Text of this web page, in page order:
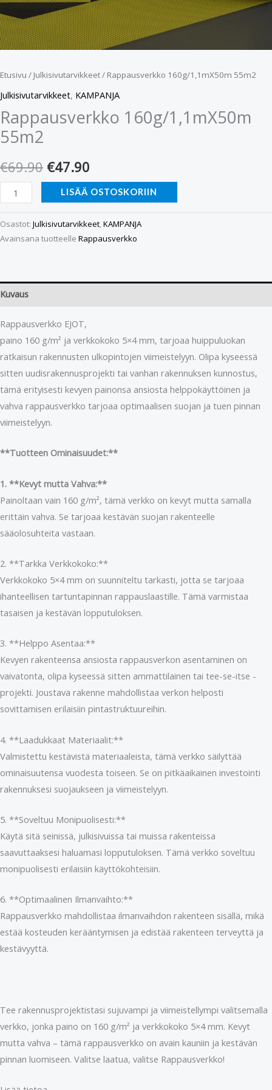
Etusivu / Julkisivutarvikkeet/ Rappausverkko 160g/1,1mX50m 55m2
Julkisivutarvikkeet, KAMPANJA
Rappausverkko 160g/1,1mX50m
55m2
€69.90 €47.90
LISÄÄ OSTOSKORIIN
Osastot: Julkisivutarvikkeet,KAMPANJA
Avainsana tuotteelle Rappausverkko
Kuvaus
Rappausverkko EJOT,
paino 160 g/m² ja verkkokoko 5×4 mm, tarjoaa huippuluokan
ratkaisun rakennusten ulkopintojen viimeistelyyn. Olipa kyseessä
sitten uudisrakennusprojekti tai vanhan rakennuksen kunnostus,
tämä erityisesti kevyen painonsa ansiosta helppokäyttöinen ja
vahva rappausverkko tarjoaa optimaalisen suojan ja tuen pinnan
viimeistelyyn.
**Tuotteen Ominaisuudet:**
1. **Kevyt mutta Vahva:**
Painoltaan vain 160 g/m², tämä verkko on kevyt mutta samalla
erittäin vahva. Se tarjoaa kestävän suojan rakenteelle
sääolosuhteita vastaan.
2. **Tarkka Verkkokoko:**
Verkkokoko 5×4 mm on suunniteltu tarkasti, jotta se tarjoaa
ihanteellisen tartuntapinnan rappauslaastille. Tämä varmistaa
tasaisen ja kestävän lopputuloksen.
3. **Helppo Asentaa:**
Kevyen rakenteensa ansiosta rappausverkon asentaminen on
vaivatonta, olipa kyseessä sitten ammattilainen tai tee-se-itse -
projekti. Joustava rakenne mahdollistaa verkon helposti
sovittamisen erilaisiin pintastruktuureihin.
4. **Laadukkaat Materiaalit:**
Valmistettu kestävistä materiaaleista, tämä verkko säilyttää
ominaisuutensa vuodesta toiseen. Se on pitkäaikainen investointi
rakennuksesi suojaukseen ja viimeistelyyn.
5. **Soveltuu Monipuolisesti:**
Käytä sitä seinissä, julkisivuissa tai muissa rakenteissa
saavuttaaksesi haluamasi lopputuloksen. Tämä verkko soveltuu
monipuolisesti erilaisiin käyttökohteisiin.
6. **Optimaalinen Ilmanvaihto:**
Rappausverkko mahdollistaa ilmanvaihdon rakenteen sisällä, mikä
estää kosteuden kerääntymisen ja edistää rakenteen terveyttä ja
kestävyyttä.
Tee rakennusprojektistasi sujuvampi ja viimeistellympi valitsemalla
verkko, jonka paino on 160 g/m² ja verkkokoko 5×4 mm. Kevyt
mutta vahva – tämä rappausverkko on avain kauniin ja kestävän
pinnan luomiseen. Valitse laatua, valitse Rappausverkko!